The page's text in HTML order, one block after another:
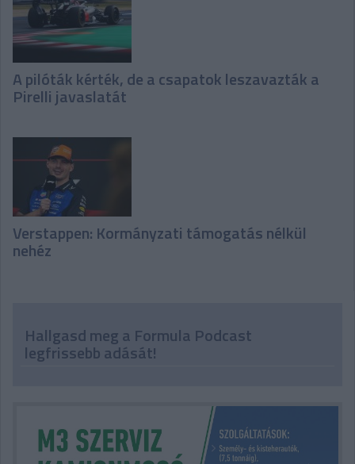
A pilóták kérték, de a csapatok leszavazták a
Pirelli javaslatát
Verstappen: Kormányzati támogatás nélkül
nehéz
Hallgasd meg a Formula Podcast
legfrissebb adását!